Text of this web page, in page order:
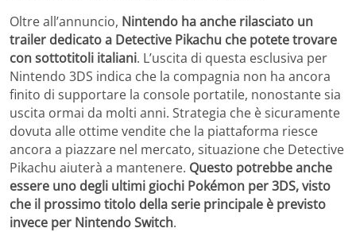
Oltre all’annuncio, Nintendo ha anche rilasciato un
trailer dedicato a Detective Pikachu che potete trovare
con sottotitoli italiani. L’uscita di questa esclusiva per
Nintendo 3DS indica che la compagnia non ha ancora
finito di supportare la console portatile, nonostante sia
uscita ormai da molti anni. Strategia che è sicuramente
dovuta alle ottime vendite che la piattaforma riesce
ancora a piazzare nel mercato, situazione che Detective
Pikachu aiuterà a mantenere. Questo potrebbe anche
essere uno degli ultimi giochi Pokémon per 3DS, visto
che il prossimo titolo della serie principale è previsto
invece per Nintendo Switch.